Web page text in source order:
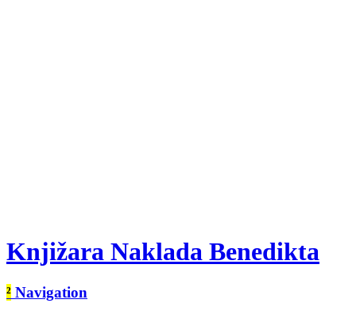
Knjižara Naklada Benedikta
² Navigation